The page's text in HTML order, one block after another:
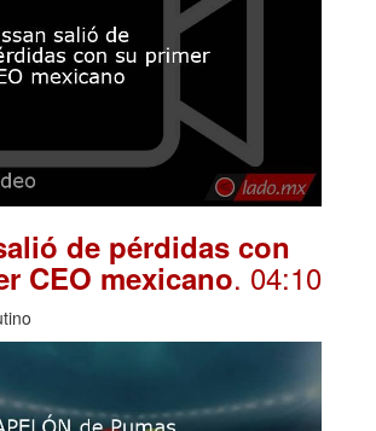
de pérdidas con
CEO mexicano. 04:10